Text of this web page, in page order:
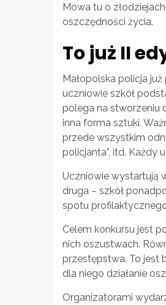
Mowa tu o
oszczędności życia.
To już II
Małopolska policja
uczniowie szkół
polega na stworzeniu
inna forma sztuki.
przede wszystkim
policjanta”, itd. Każdy
Uczniowie wystartują
druga – szkół
spotu
Celem konkursu jest
nich oszustwach.
przestępstwa. To jest
dla niego działanie
Organizatorami